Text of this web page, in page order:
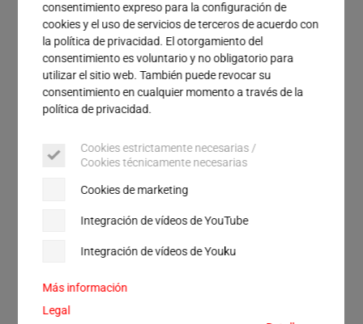
consentimiento expreso para la configuración de
cookies y el uso de servicios de terceros de acuerdo con
la política de privacidad. El otorgamiento del
consentimiento es voluntario y no obligatorio para
utilizar el sitio web. También puede revocar su
consentimiento en cualquier momento a través de la
política de privacidad.
Cookies estrictamente necesarias /
Cookies técnicamente necesarias
Cookies de marketing
Integración de vídeos de YouTube
Integración de vídeos de Youku
Más información
Legal
Servicio
Teléfono
Calle
Ciudad
He leído y acepto lapolítica de privacidad
Verificación Anti-Robot